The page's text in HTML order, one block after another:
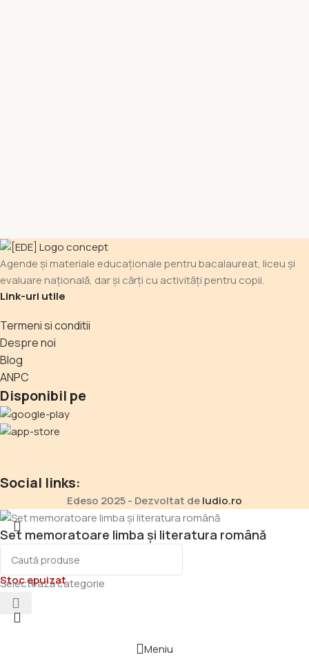
Agende și materiale educaționale pentru bacalaureat, liceu și
evaluare națională, dar și cărți cu activități pentru copii.
Link-uri utile
Termeni si conditii
Despre noi
Blog
ANPC
Disponibil pe
Social links:
Edeso 2025 - Dezvoltat deludio.ro
Selectează categorie
Set memoratoare limba și literatura română
21,50lei
Stoc epuizat
Meniu